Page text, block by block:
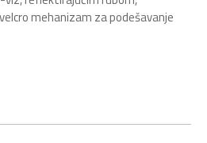
mehanizam za podešavanje